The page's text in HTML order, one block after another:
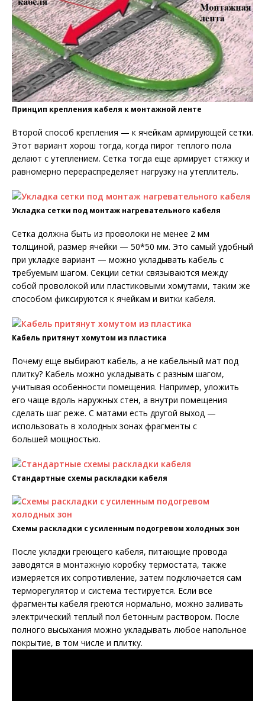
Принцип крепления кабеля к монтажной ленте
Второй способ крепления — к ячейкам армирующей сетки.
Этот вариант хорош тогда, когда пирог теплого пола
делают с утеплением. Сетка тогда еще армирует стяжку и
равномерно перераспределяет нагрузку на утеплитель.
Укладка сетки под монтаж нагревательного кабеля
Сетка должна быть из проволоки не менее 2 мм
толщиной, размер ячейки — 50*50 мм. Это самый удобный
при укладке вариант — можно укладывать кабель с
требуемым шагом. Секции сетки связываются между
собой проволокой или пластиковыми хомутами, таким же
способом фиксируются к ячейкам и витки кабеля.
Кабель притянут хомутом из пластика
Почему еще выбирают кабель, а не кабельный мат под
плитку? Кабель можно укладывать с разным шагом,
учитывая особенности помещения. Например, уложить
его чаще вдоль наружных стен, а внутри помещения
сделать шаг реже. С матами есть другой выход —
использовать в холодных зонах фрагменты с
большей мощностью.
Стандартные схемы раскладки кабеля
Схемы раскладки с усиленным подогревом холодных зон
После укладки греющего кабеля, питающие провода
заводятся в монтажную коробку термостата, также
измеряется их сопротивление, затем подключается сам
терморегулятор и система тестируется. Если все
фрагменты кабеля греются нормально, можно заливать
электрический теплый пол бетонным раствором. После
полного высыхания можно укладывать любое напольное
покрытие, в том числе и плитку.